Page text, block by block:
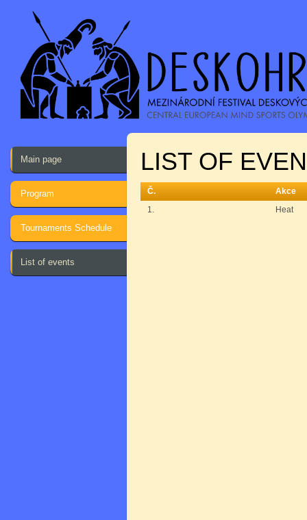
Main page
Program
Tournaments Schedule
List of events
LIST OF
Č.
Akce
1.
Heat